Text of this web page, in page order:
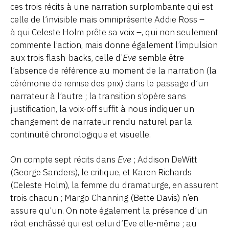
ces trois récits à une narration surplombante qui est
celle de l’invisible mais omniprésente Addie Ross –
à qui Celeste Holm prête sa voix –, qui non seulement
commente l’action, mais donne également l’impulsion
aux trois flash-backs, celle d’Eve semble être
l’absence de référence au moment de la narration (la
cérémonie de remise des prix) dans le passage d’un
narrateur à l’autre ; la transition s’opère sans
justification, la voix-off suffit à nous indiquer un
changement de narrateur rendu naturel par la
continuité chronologique et visuelle.
On compte sept récits dans Eve ; Addison DeWitt
(George Sanders), le critique, et Karen Richards
(Celeste Holm), la femme du dramaturge, en assurent
trois chacun ; Margo Channing (Bette Davis) n’en
assure qu’un. On note également la présence d’un
récit enchâssé qui est celui d’Eve elle-même ; au